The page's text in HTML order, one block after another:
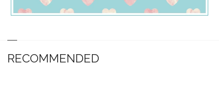
RECOMMENDED